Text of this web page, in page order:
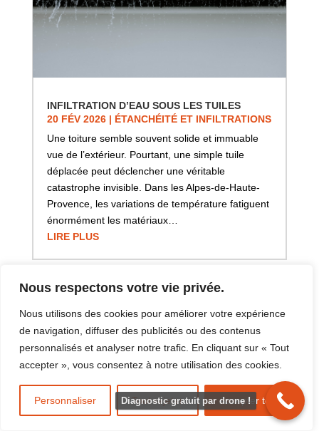
Nous respectons votre vie privée.
Nous utilisons des cookies pour améliorer votre expérience
de navigation, diffuser des publicités ou des contenus
personnalisés et analyser notre trafic. En cliquant sur « Tout
accepter », vous consentez à notre utilisation des cookies.
Personnaliser Tout rejeter Accepter tout
INFILTRATION D’EAU SOUS LES TUILES
20 FÉV 2026| ÉTANCHÉITÉ ET INFILTRATIONS
Une toiture semble souvent solide et immuable
vue de l’extérieur. Pourtant, une simple tuile
déplacée peut déclencher une véritable
catastrophe invisible. Dans les Alpes-de-Haute-
Provence, les variations de température fatiguent
énormément les matériaux…
LIRE PLUS
Diagnostic gratuit par drone !